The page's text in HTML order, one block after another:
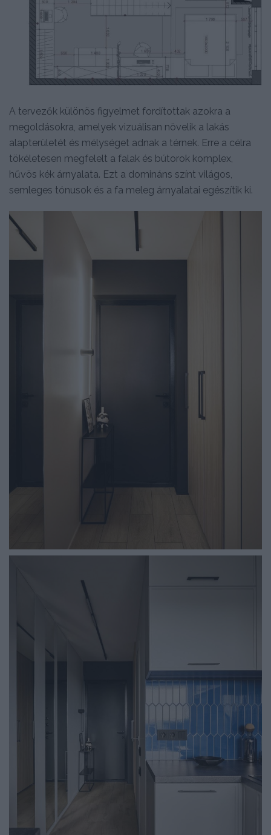
A tervezők különös figyelmet fordítottak azokra a
megoldásokra, amelyek vizuálisan növelik a lakás
alapterületét és mélységet adnak a térnek. Erre a célra
tökéletesen megfelelt a falak és bútorok komplex,
hűvös kék árnyalata. Ezt a domináns színt világos,
semleges tónusok és a fa meleg árnyalatai egészítik ki.